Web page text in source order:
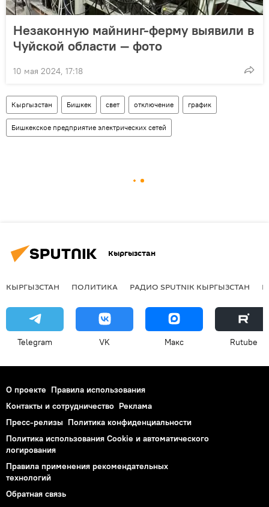
Незаконную майнинг-ферму выявили в
Чуйской области — фото
10 мая 2024, 17:18
Кыргызстан Бишкек свет отключение график
Бишкекское предприятие электрических сетей
Кыргызстан
КЫРГЫЗСТАН ПОЛИТИКА РАДИО SPUTNIK КЫРГЫЗСТАН
Telegram VK Макс Rutube
О проекте Правила использования
Контакты и сотрудничество Реклама
Пресс-релизы Политика конфиденциальности
Политика использования Cookie и автоматического
логирования
Правила применения рекомендательных
технологий
Обратная связь